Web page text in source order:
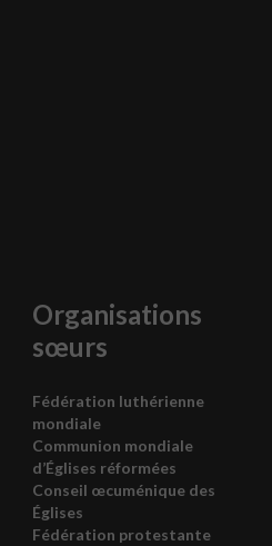
Organisations
sœurs
Fédération luthérienne
mondiale
Communion mondiale
d’Églises réformées
Conseil œcuménique des
Églises
Fédération protestante